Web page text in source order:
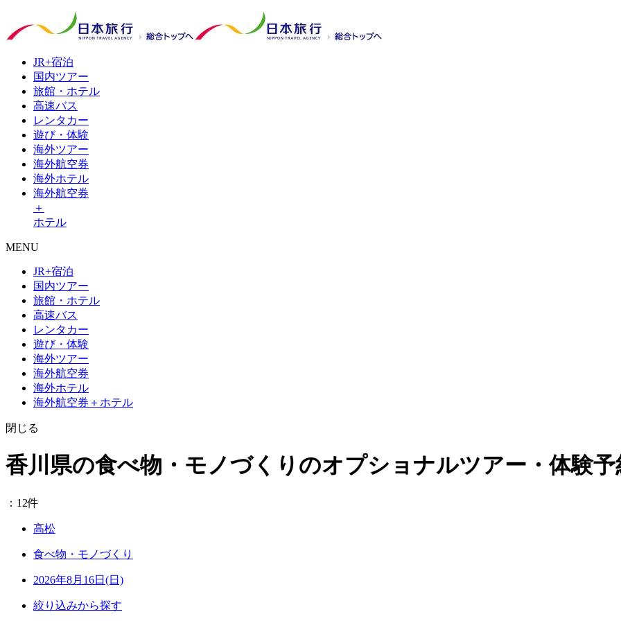
JR+宿泊
国内ツアー
旅館・ ホテル
高速バス
レンタ カー
遊び・ 体験
海外ツアー
海外航空券
海外ホテル
海外航空券
＋
ホテル
MENU
JR+宿泊
国内ツアー
旅館・ホテル
高速バス
レンタカー
遊び・体験
海外ツアー
海外航空券
海外ホテル
海外航空券＋ホテル
閉じる
香川県の食べ物・モノづくりのオプショナルツアー・体験予
：12件
高松
食べ物・モノづくり
2026年8月16日(日)
絞り込みから探す